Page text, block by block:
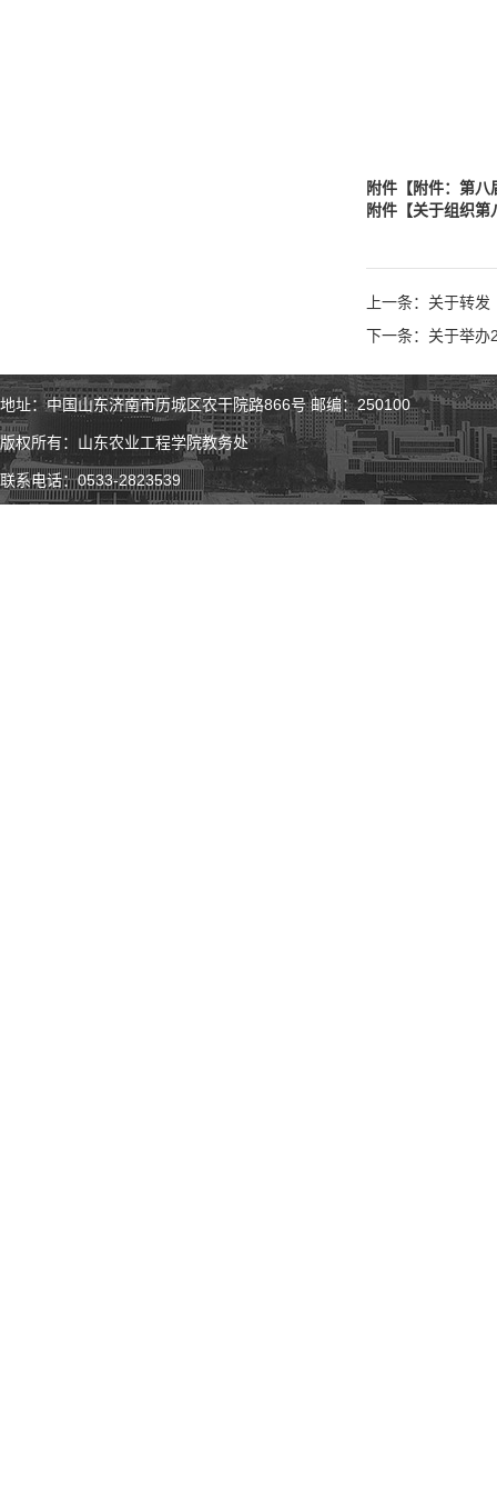
附件【附件：第八
附件【关于组织第
上一条：关于转
下一条：关于举办
地址：中国山东济南市历城区农干院路866号 邮编：250100
版权所有：山东农业工程学院教务处
联系电话：0533-2823539